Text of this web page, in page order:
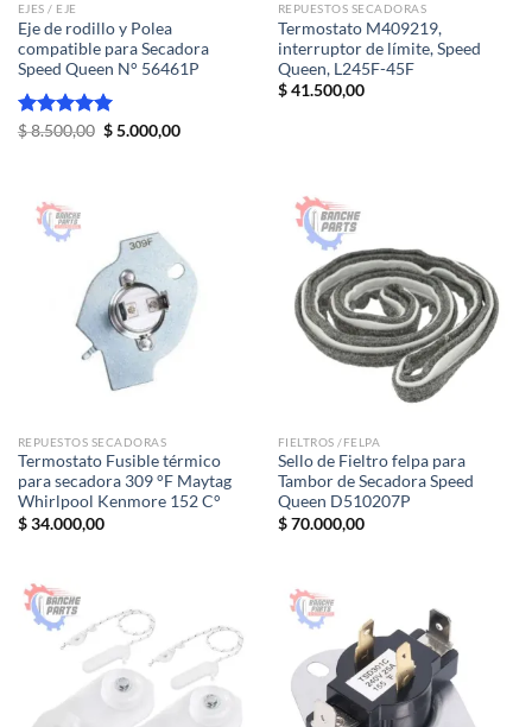
EJES / EJE
Eje de rodillo y Polea
compatible para Secadora
Speed Queen N° 56461P
Valorado
$8.500,00 El
$5.000,00El
REPUESTOS SECADORAS
Termostato M409219,
interruptor de límite, Speed ​​
Queen, L245F-45F
$41.500,00
REPUESTOS SECADORAS
Termostato Fusible térmico
para secadora 309 °F Maytag
Whirlpool Kenmore 152 C°
$34.000,00
FIELTROS /FELPA
Sello de Fieltro felpa para
Tambor de Secadora Speed ​​
Queen D510207P
$70.000,00